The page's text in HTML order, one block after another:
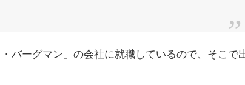
バーグマン」の会社に就職しているので、そこで